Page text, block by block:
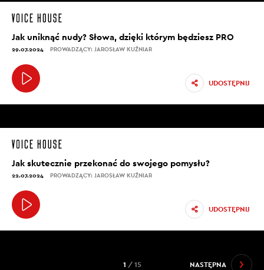
Jak uniknąć nudy? Słowa, dzięki którym będziesz PRO
29.07.2024 PROWADZĄCY: JAROSŁAW KUŹNIAR
UDOSTĘPNIJ
Jak skutecznie przekonać do swojego pomysłu?
22.07.2024 PROWADZĄCY: JAROSŁAW KUŹNIAR
UDOSTĘPNIJ
NASTĘPNA
1 / 15